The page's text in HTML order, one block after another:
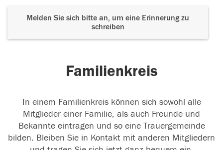
Melden Sie sich bitte an, um eine Erinnerung zu
schreiben
Familienkreis
In einem Familienkreis können sich sowohl alle
Mitglieder einer Familie, als auch Freunde und
Bekannte eintragen und so eine Trauergemeinde
bilden. Bleiben Sie in Kontakt mit anderen Mitgliedern